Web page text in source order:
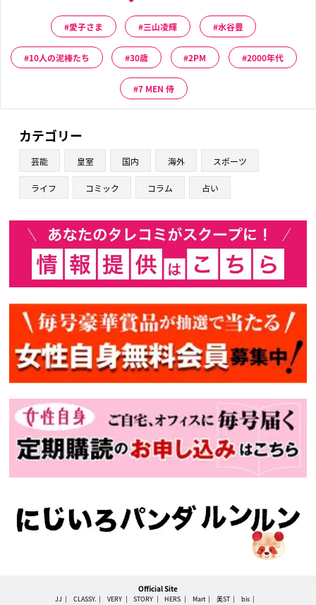
愛子さま 三山凌輝 水谷豊
10人の泥棒たち 30歳 2PM 2000年代
7 MEN 侍
カテゴリー
芸能 皇室 国内 海外 スポーツ
ライフ コミック コラム 占い
Official Site
JJ CLASSY. VERY STORY HERS Mart 美ST
bis